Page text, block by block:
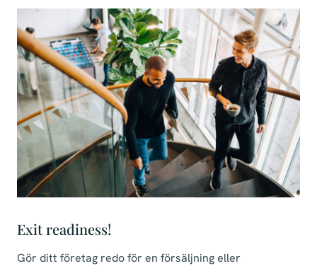
Exit readiness!
Gör ditt företag redo för en försäljning eller